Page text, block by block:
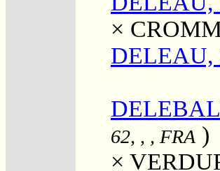
×
DELEAU,
62, , , FRA )
×